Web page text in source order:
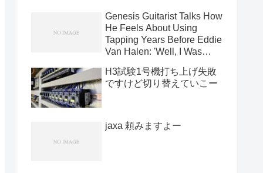
Genesis Guitarist Talks How
He Feels About Using
Tapping Years Before Eddie
Van Halen: 'Well, I Was
H3試験1号機打ち上げ失敗
ですけど切り替えていこー
jaxa 頼みますよー